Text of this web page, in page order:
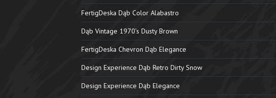
FertigDeska Dąb Color Alabastro
Dąb Vintage 1970’s Dusty Brown
FertigDeska Chevron Dąb Elegance
Design Experience Dąb Retro Dirty Snow
Design Experience Dąb Elegance